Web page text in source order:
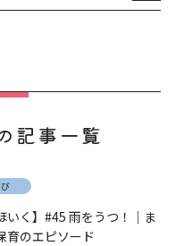
記事一覧
いく】#45 雨をうつ！｜ま
育のエピソード